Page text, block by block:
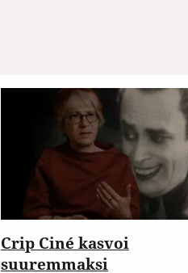
Crip Ciné kasvoi
suuremmaksi